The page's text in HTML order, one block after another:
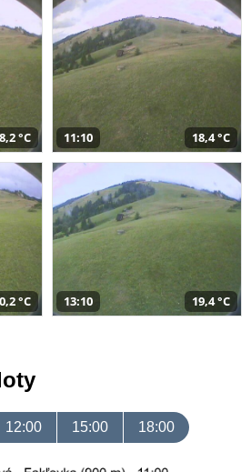
°C 11:10 18,4 °C
°C 13:10 19,4 °C
12:00 15:00 18:00